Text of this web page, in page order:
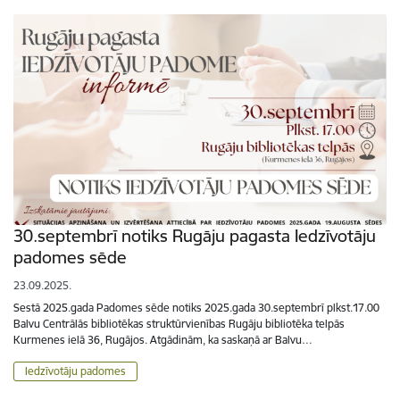
30.septembrī notiks Rugāju pagasta Iedzīvotāju
padomes sēde
23.09.2025.
Sestā 2025.gada Padomes sēde notiks 2025.gada 30.septembrī plkst.17.00
Balvu Centrālās bibliotēkas struktūrvienības Rugāju bibliotēka telpās
Kurmenes ielā 36, Rugājos. Atgādinām, ka saskaņā ar Balvu…
Iedzīvotāju padomes